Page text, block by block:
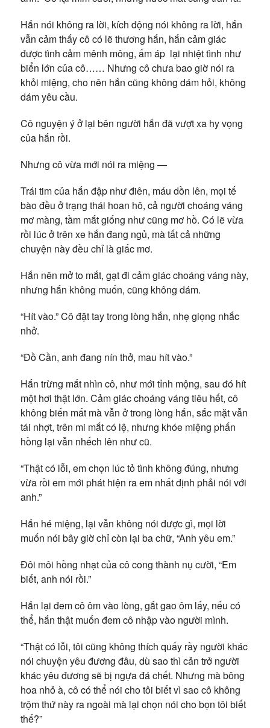
Hắn nói không ra lời, kích động nói không ra lời, hắn
vẫn cảm thấy cô có lẽ thương hắn, hắn cảm giác
được tình cảm mênh mông, ấm áp lại nhiệt tình như
biển lớn của cô…… Nhưng cô chưa bao giờ nói ra
khỏi miệng, cho nên hắn cũng không dám hỏi, không
dám yêu cầu.
Cô nguyện ý ở lại bên người hắn đã vượt xa hy vọng
của hắn rồi.
Nhưng cô vừa mới nói ra miệng —
Trái tim của hắn đập như điên, máu dồn lên, mọi tế
bào đều ở trạng thái hoan hô, cả người choáng váng
mơ màng, tầm mắt giống như cũng mơ hồ. Có lẽ vừa
rồi lúc ở trên xe hắn đang ngủ, mà tất cả những
chuyện này đều chỉ là giấc mơ.
Hắn nên mở to mắt, gạt đi cảm giác choáng váng này,
nhưng hắn không muốn, cũng không dám.
“Hít vào.” Cô đặt tay trong lòng hắn, nhẹ giọng nhắc
nhở.
“Đồ Cần, anh đang nín thở, mau hít vào.”
Hắn trừng mắt nhìn cô, như mới tỉnh mộng, sau đó hít
một hơi thật lớn. Cảm giác choáng váng tiêu hết, cô
không biến mất mà vẫn ở trong lòng hắn, sắc mặt vẫn
tái nhợt, trên mi mắt có lệ, nhưng khóe miệng phấn
hồng lại vẫn nhếch lên như cũ.
“Thật có lỗi, em chọn lúc tỏ tình không đúng, nhưng
vừa rồi em mới phát hiện ra em nhất định phải nói với
anh.”
Hắn hé miệng, lại vẫn không nói được gì, mọi lời
muốn nói bây giờ chỉ còn lại ba chữ, “Anh yêu em.”
Đôi môi hồng nhạt của cô cong thành nụ cười, “Em
biết, anh nói rồi.”
Hắn lại đem cô ôm vào lòng, gắt gao ôm lấy, nếu có
thể, hắn thật muốn đem cô nhập vào người mình.
“Thật có lỗi, tôi cũng không thích quấy rầy người khác
nói chuyện yêu đương đâu, dù sao thì cản trở người
khác yêu đương sẽ bị ngựa đá chết. Nhưng mà bông
hoa nhỏ à, cô có thể nói cho tôi biết vì sao cô không
trộm thứ này ra ngoài mà lại chọn nói cho bọn tôi biết
thế?”